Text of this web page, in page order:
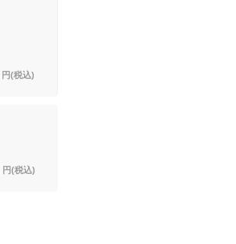
円(税込)
円(税込)